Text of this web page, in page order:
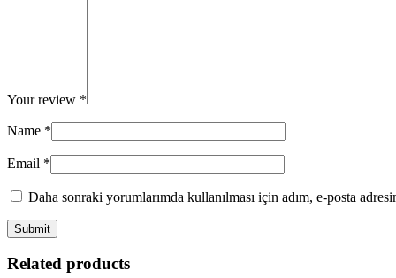
Your review *
Name *
Email *
Daha sonraki yorumlarımda kullanılması için adım, e-posta
Related products